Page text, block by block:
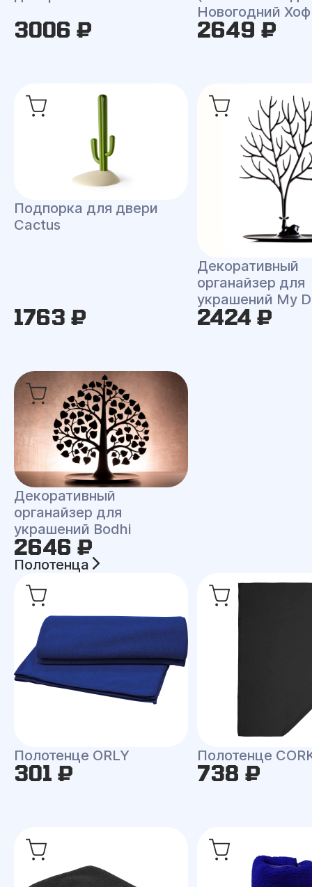
3006 ₽
Новогодний Хоф
2649 ₽
Подпорка для двери
Cactus
1763 ₽
Декоративный
органайзер для
украшений My
2424 ₽
Декоративный
органайзер для
украшений Bodhi
2646 ₽
Полотенца
Полотенце ORLY
301 ₽
Полотенце
738 ₽